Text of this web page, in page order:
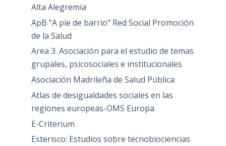
Alta Alegremia
ApB "A pie de barrio" Red Social Promoción
de la Salud
Area 3. Asociación para el estudio de temas
grupales, psicosociales e institucionales
Asociación Madrileña de Salud Pública
Atlas de desigualdades sociales en las
regiones europeas-OMS Europa
E-Criterium
Esterisco: Estudios sobre tecnobiociencias